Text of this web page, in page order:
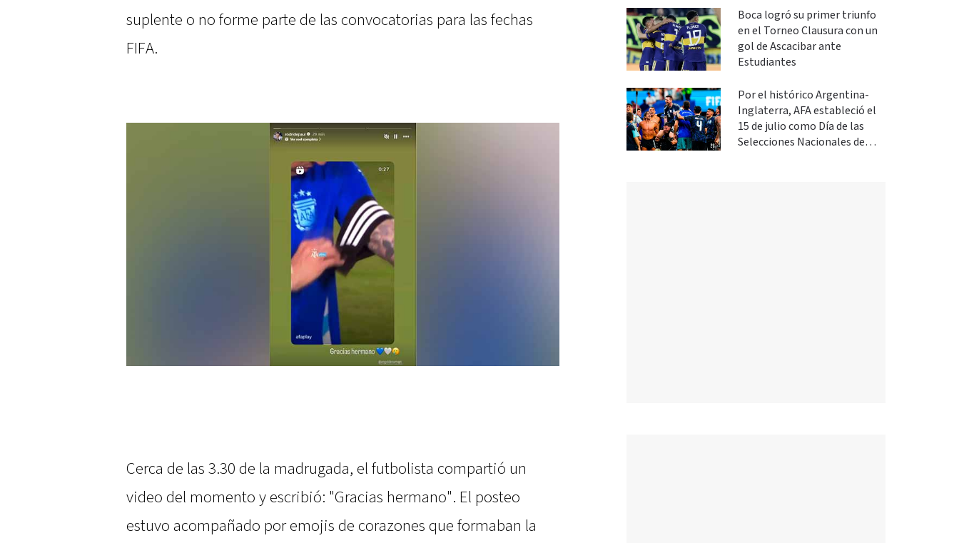
suplente o no forme parte de las convocatorias para las fechas
FIFA.
Cerca de las 3.30 de la madrugada, el futbolista compartió un
video del momento y escribió: "Gracias hermano". El posteo
estuvo acompañado por emojis de corazones que formaban la
Boca logró su primer triunfo
en el Torneo Clausura con un
gol de Ascacibar ante
Estudiantes
Por el histórico Argentina-
Inglaterra, AFA estableció el
15 de julio como Día de las
Selecciones Nacionales de